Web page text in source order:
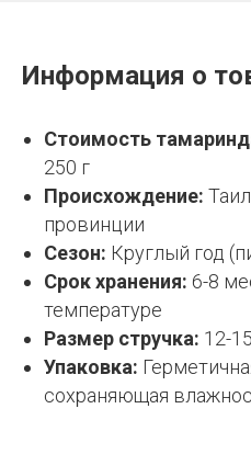
Информация о
Стоимость
250 г
Происхождение:
провинции
Сезон: Круглый год
Срок хранения: 6-8
температуре
Размер стручка: 12-
Упаковка:
сохраняющая